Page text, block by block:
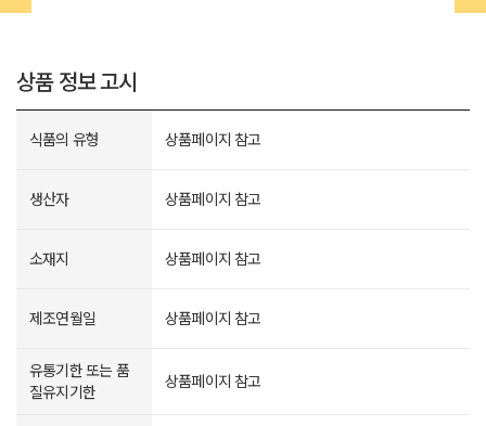
상품 정보 고시
식품의 유형 상품페이지 참고
생산자 상품페이지 참고
소재지 상품페이지 참고
제조연월일 상품페이지 참고
유통기한 또는 품
질유지기한
상품페이지 참고